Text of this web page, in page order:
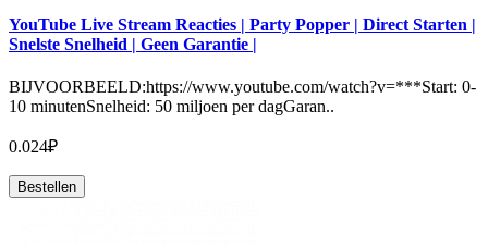
YouTube Live Stream Reacties | Party Popper | Direct Starten |
Snelste Snelheid | Geen Garantie |
BIJVOORBEELD:https://www.youtube.com/watch?v=***Start: 0-
10 minutenSnelheid: 50 miljoen per dagGaran..
0.024₽
Bestellen